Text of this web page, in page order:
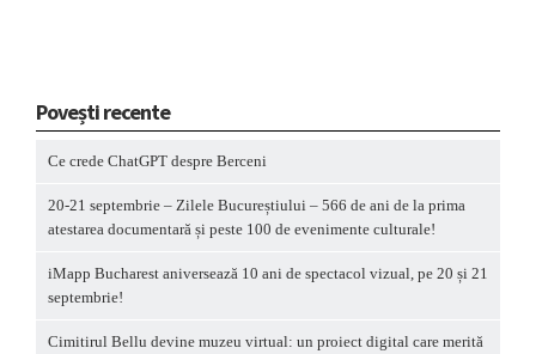
Povești recente
Ce crede ChatGPT despre Berceni
20-21 septembrie – Zilele Bucureștiului – 566 de ani de la prima
atestarea documentară și peste 100 de evenimente culturale!
iMapp Bucharest aniversează 10 ani de spectacol vizual, pe 20 și 21
septembrie!
Cimitirul Bellu devine muzeu virtual: un proiect digital care merită